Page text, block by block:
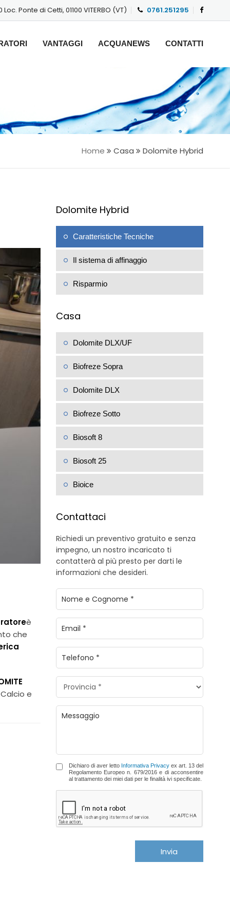
Ponte di Cetti, 01100 VITERBO (VT) 0761.251295
VANTAGGI ACQUANEWS CONTATTI
Home Casa Dolomite Hybrid
è
che
e
Dolomite Hybrid
Caratteristiche Tecniche
Il sistema di affinaggio
Risparmio
Casa
Dolomite DLX/UF
Biofreze Sopra
Dolomite DLX
Biofreze Sotto
Biosoft 8
Biosoft 25
Bioice
Contattaci
Richiedi un preventivo gratuito e senza
impegno, un nostro incaricato ti
contatterà al più presto per darti le
informazioni che desideri.
Dichiaro di aver letto Informativa Privacyex art. 13 del
Regolamento Europeo n. 679/2016 e di acconsentire
al trattamento dei miei dati per le finalità ivi specificate.
Invia